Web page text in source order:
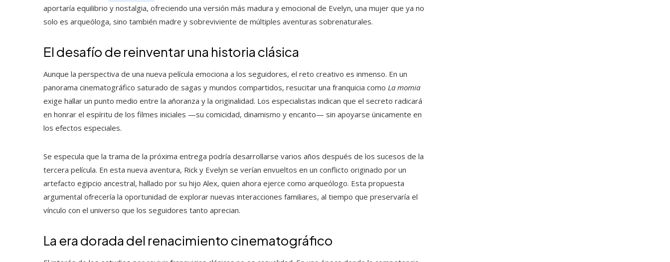
aportaría equilibrio y nostalgia, ofreciendo una versión más madura y emocional de Evelyn, una mujer que ya no
solo es arqueóloga, sino también madre y sobreviviente de múltiples aventuras sobrenaturales.
El desafío de reinventar una historia clásica
Aunque la perspectiva de una nueva película emociona a los seguidores, el reto creativo es inmenso. En un
panorama cinematográfico saturado de sagas y mundos compartidos, resucitar una franquicia como La momia
exige hallar un punto medio entre la añoranza y la originalidad. Los especialistas indican que el secreto radicará
en honrar el espíritu de los filmes iniciales —su comicidad, dinamismo y encanto— sin apoyarse únicamente en
los efectos especiales.
Se especula que la trama de la próxima entrega podría desarrollarse varios años después de los sucesos de la
tercera película. En esta nueva aventura, Rick y Evelyn se verían envueltos en un conflicto originado por un
artefacto egipcio ancestral, hallado por su hijo Alex, quien ahora ejerce como arqueólogo. Esta propuesta
argumental ofrecería la oportunidad de explorar nuevas interacciones familiares, al tiempo que preservaría el
vínculo con el universo que los seguidores tanto aprecian.
La era dorada del renacimiento cinematográfico